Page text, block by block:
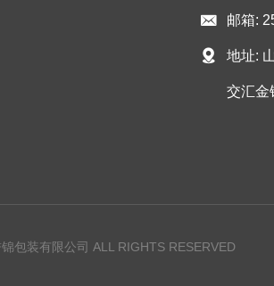
邮箱:
地址:
交汇金
包装有限公司 ALL RIGHTS RESERVED